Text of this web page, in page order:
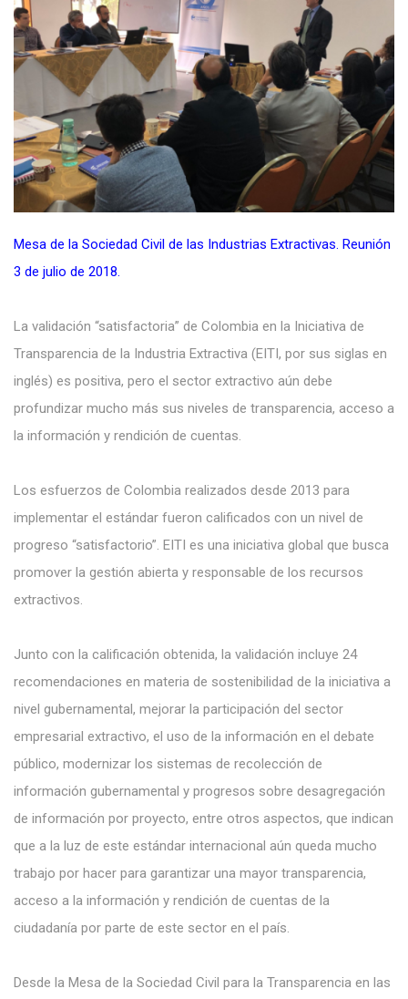
Mesa de la Sociedad Civil de las Industrias Extractivas. Reunión
3 de julio de 2018.
La validación “satisfactoria” de Colombia en la Iniciativa de
Transparencia de la Industria Extractiva (EITI, por sus siglas en
inglés) es positiva, pero el sector extractivo aún debe
profundizar mucho más sus niveles de transparencia, acceso a
la información y rendición de cuentas.
Los esfuerzos de Colombia realizados desde 2013 para
implementar el estándar fueron calificados con un nivel de
progreso “satisfactorio”. EITI es una iniciativa global que busca
promover la gestión abierta y responsable de los recursos
extractivos.
Junto con la calificación obtenida, la validación incluye 24
recomendaciones en materia de sostenibilidad de la iniciativa a
nivel gubernamental, mejorar la participación del sector
empresarial extractivo, el uso de la información en el debate
público, modernizar los sistemas de recolección de
información gubernamental y progresos sobre desagregación
de información por proyecto, entre otros aspectos, que indican
que a la luz de este estándar internacional aún queda mucho
trabajo por hacer para garantizar una mayor transparencia,
acceso a la información y rendición de cuentas de la
ciudadanía por parte de este sector en el país.
Desde la Mesa de la Sociedad Civil para la Transparencia en las